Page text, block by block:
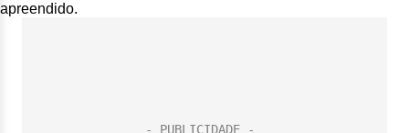
apreendido.